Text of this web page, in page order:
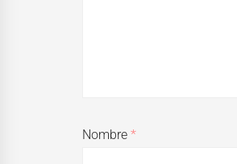
Nombre*